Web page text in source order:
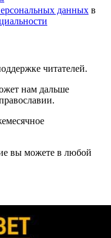
данных в
читателей.
нам дальше
.
вы можете в любой